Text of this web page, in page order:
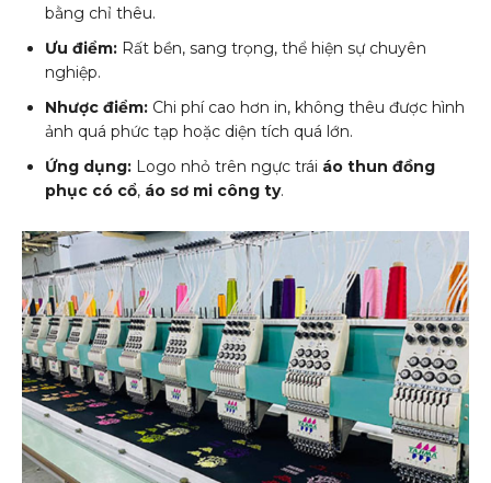
bằng chỉ thêu.
Ưu điểm: Rất bền, sang trọng, thể hiện sự chuyên
nghiệp.
Nhược điểm: Chi phí cao hơn in, không thêu được hình
ảnh quá phức tạp hoặc diện tích quá lớn.
Ứng dụng: Logo nhỏ trên ngực trái áo thun đồng
phục có cổ, áo sơ mi công ty.